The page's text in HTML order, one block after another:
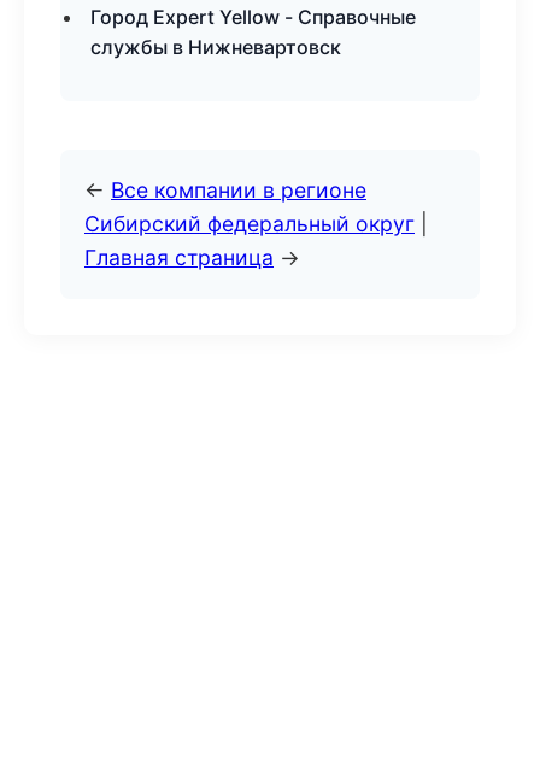
Город Expert Yellow - Справочные
службы в Нижневартовск
← Все компании в регионе
Сибирский федеральный округ
Главная страница →